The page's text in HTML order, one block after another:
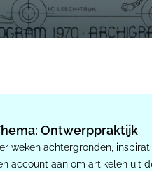
Ontwerppraktijk
weken achtergronden,
account aan om artikelen uit